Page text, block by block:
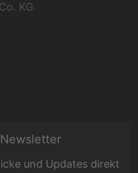
KG
und Updates direkt